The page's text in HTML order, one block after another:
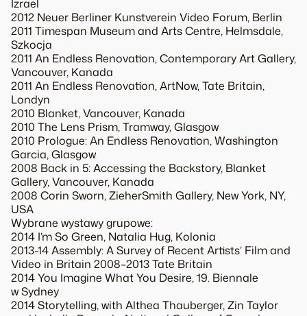
Izrael
2012 Neuer Berliner Kunstverein Video Forum, Berlin
2011 Timespan Museum and Arts Centre, Helmsdale,
Szkocja
2011 An Endless Renovation, Contemporary Art Gallery,
Vancouver, Kanada
2011 An Endless Renovation, ArtNow, Tate Britain,
Londyn
2010 Blanket, Vancouver, Kanada
2010 The Lens Prism, Tramway, Glasgow
2010 Prologue: An Endless Renovation, Washington
Garcia, Glasgow
2008 Back in 5: Accessing the Backstory, Blanket
Gallery, Vancouver, Kanada
2008 Corin Sworn, ZieherSmith Gallery, New York, NY,
USA
Wybrane wystawy grupowe:
2014 I’m So Green, Natalia Hug, Kolonia
2013-14 Assembly: A Survey of Recent Artists’ Film and
Video in Britain 2008–2013 Tate Britain
2014 You Imagine What You Desire, 19. Biennale
w Sydney
2014 Storytelling, with Althea Thauberger, Zin Taylor